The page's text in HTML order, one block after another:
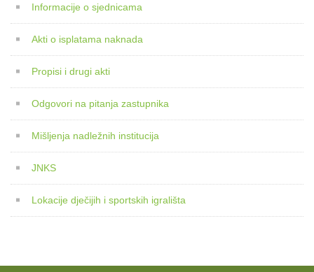
Informacije o sjednicama
Akti o isplatama naknada
Propisi i drugi akti
Odgovori na pitanja zastupnika
Mišljenja nadležnih institucija
JNKS
Lokacije dječijih i sportskih igrališta